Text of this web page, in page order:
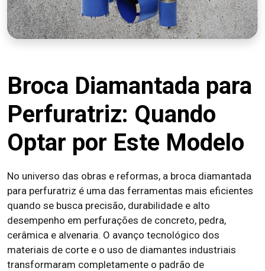
Broca Diamantada para
Perfuratriz: Quando
Optar por Este Modelo
No universo das obras e reformas, a broca diamantada
para perfuratriz é uma das ferramentas mais eficientes
quando se busca precisão, durabilidade e alto
desempenho em perfurações de concreto, pedra,
cerâmica e alvenaria. O avanço tecnológico dos
materiais de corte e o uso de diamantes industriais
transformaram completamente o padrão de